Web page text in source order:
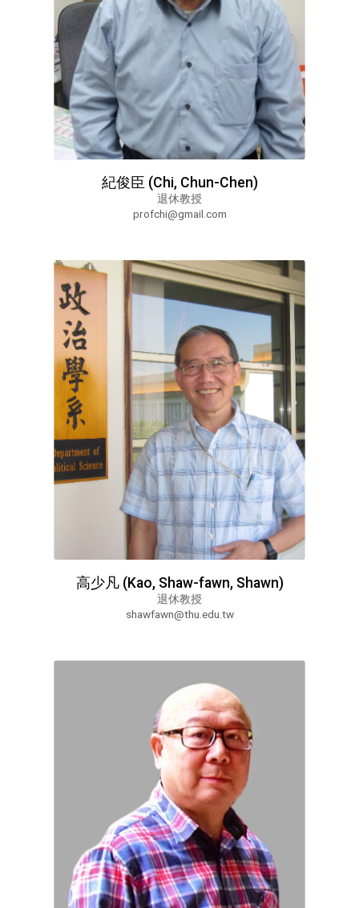
紀俊臣 (Chi, Chun-Chen)
退休教授
profchi@gmail.com
高少凡 (Kao, Shaw-fawn, Shawn)
退休教授
shawfawn@thu.edu.tw